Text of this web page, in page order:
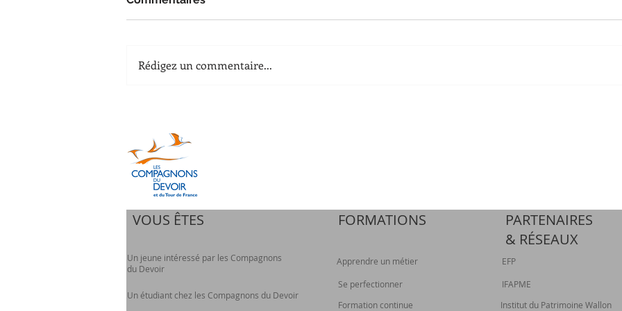
Rédigez un commentaire...
VOUS ÊTES
Un jeune intéressé par les Compagnons
du Devoir
Un étudiant chez les Compagnons du Devoir
FORMATIONS
Apprendre un métier
Se perfectionner
Formation continue
PARTENAIRES
& RÉSEAUX
EFP
IFAPME
Institut du Patrimoine Wallon